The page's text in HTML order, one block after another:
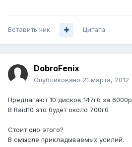
Вставить ник Цитата
DobroFenix
Опубликовано 21 марта, 2012
Предлагают 10 дисков 147гб за 6000р
В Raid10 это будет около 700гб
Стоит оно этого?
В смысле прикладываемых усилий.